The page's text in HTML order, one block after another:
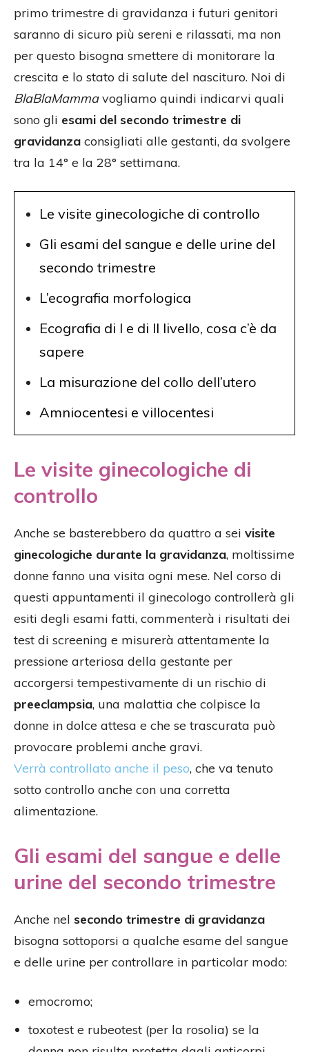
primo trimestre di gravidanza i futuri genitori
saranno di sicuro più sereni e rilassati, ma non
per questo bisogna smettere di monitorare la
crescita e lo stato di salute del nascituro. Noi di
BlaBlaMammavogliamo quindi indicarvi quali
sono gli esami del secondo trimestre di
gravidanza consigliati alle gestanti, da svolgere
tra la 14° e la 28° settimana.
Le visite ginecologiche di controllo
Gli esami del sangue e delle urine del
secondo trimestre
L’ecografia morfologica
Ecografia di I e di II livello, cosa c’è da
sapere
La misurazione del collo dell’utero
Amniocentesi e villocentesi
Le visite ginecologiche di
controllo
Anche se basterebbero da quattro a sei visite
ginecologiche durante la gravidanza, moltissime
donne fanno una visita ogni mese. Nel corso di
questi appuntamenti il ginecologo controllerà gli
esiti degli esami fatti, commenterà i risultati dei
test di screening e misurerà attentamente la
pressione arteriosa della gestante per
accorgersi tempestivamente di un rischio di
preeclampsia, una malattia che colpisce la
donne in dolce attesa e che se trascurata può
provocare problemi anche gravi.
Verrà controllato anche il peso, che va tenuto
sotto controllo anche con una corretta
alimentazione.
Gli esami del sangue e delle
urine del secondo trimestre
Anche nel secondo trimestre di gravidanza
bisogna sottoporsi a qualche esame del sangue
e delle urine per controllare in particolar modo:
emocromo;
toxotest e rubeotest (per la rosolia) se la